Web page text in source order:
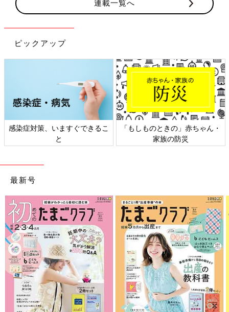
連載一覧へ
ピックアップ
感染症対策、いますぐできるこ
と
「もしものときの」赤ちゃん・
家族の防災
最新号